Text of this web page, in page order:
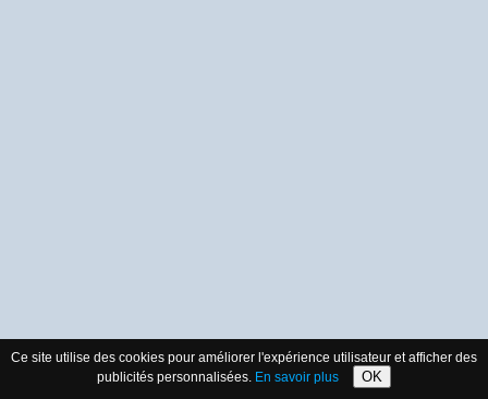
Ce site utilise des cookies pour améliorer l'expérience utilisateur et afficher des
publicités personnalisées. En savoir plus OK